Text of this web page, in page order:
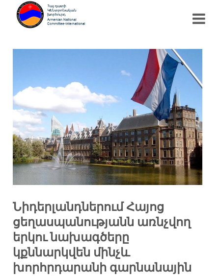
Նիդերլանդներում Հայոց
ցեղասպանությանն առնչվող
երկու նախագծերը
կքննարկվեն մինչև
խորհրդարանի գարնանային